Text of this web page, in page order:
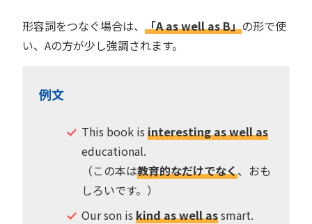
形容詞をつなぐ場合は、 「A as well as B」の形で使
い、Aの方が少し強調されます。
例文
This book is interesting as well as
educational.
（この本は教育的なだけでなく、おも
しろいです。）
Our son is kind as well assmart.